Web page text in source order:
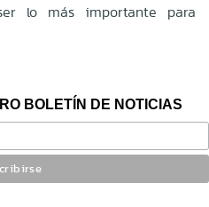
lo más importante para
BOLETÍN DE NOTICIAS